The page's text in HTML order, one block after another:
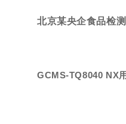
北京某央企食品检
GCMS-TQ8040 NX